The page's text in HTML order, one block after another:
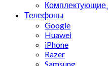
Комплектующие
Телефоны
Google
Huawei
iPhone
Razer
Samsung